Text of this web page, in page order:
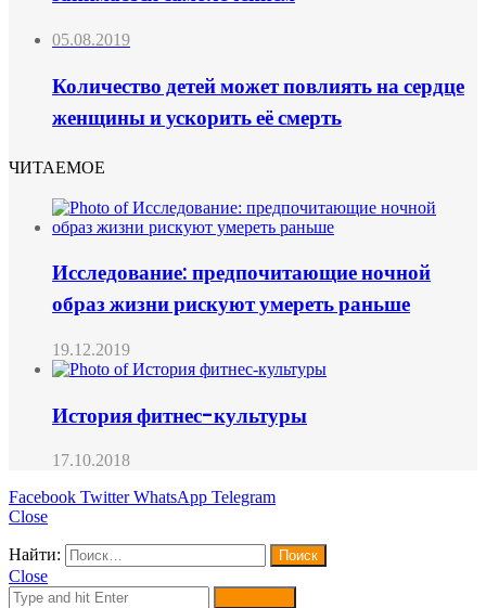
05.08.2019
Количество детей может повлиять на сердце
женщины и ускорить её смерть
ЧИТАЕМОЕ
Исследование: предпочитающие ночной
образ жизни рискуют умереть раньше
19.12.2019
История фитнес-культуры
17.10.2018
Facebook Twitter WhatsApp Telegram
Close
Найти:
Close